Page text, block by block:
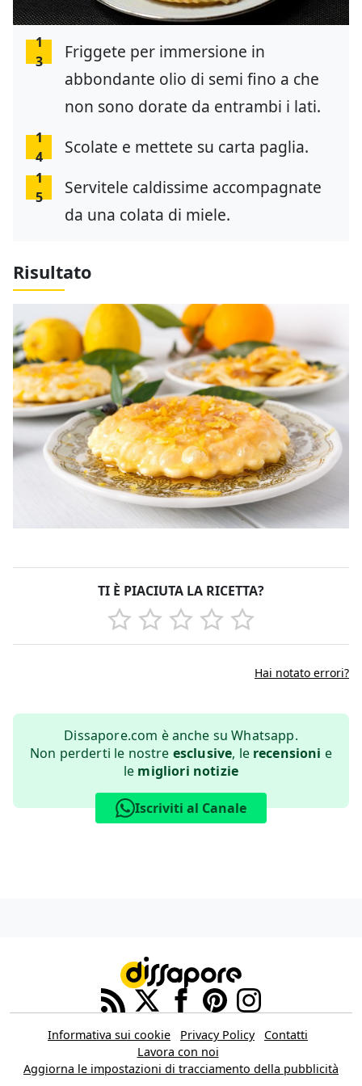
1
3
Friggete per immersione in
abbondante olio di semi fino a che
non sono dorate da entrambi i lati.
1
4
Scolate e mettete su carta paglia.
1
5
Servitele caldissime accompagnate
da una colata di miele.
Risultato
TI È PIACIUTA LA RICETTA?
Hai notato errori?
Dissapore.com è anche su Whatsapp.
Non perderti le nostre esclusive, le recensioni e
le migliori notizie
Iscriviti al Canale
Informativa sui cookie Privacy Policy
Contatti
Lavora con noi
Aggiorna le impostazioni di tracciamento della pubblicità